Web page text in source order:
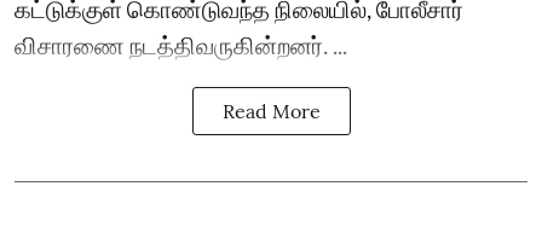
கட்டுக்குள் கொண்டுவந்த நிலையில், போலீசார்
விசாரணை நடத்திவருகின்றனர். ...
Read More